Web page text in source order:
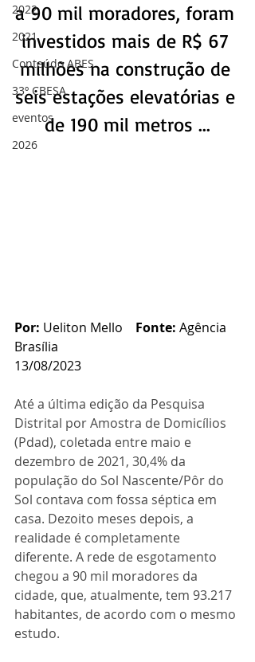
2022
2021
Conteúdo ABES
33º CBESA
eventos
2026
a 90 mil moradores, foram
investidos mais de R$ 67
milhões na construção de
seis estações elevatórias e
de 190 mil metros ...
Por: Ueliton Mello Fonte: Agência
Brasília
13/08/2023
Até a última edição da Pesquisa
Distrital por Amostra de Domicílios
(Pdad), coletada entre maio e
dezembro de 2021, 30,4% da
população do Sol Nascente/Pôr do
Sol contava com fossa séptica em
casa. Dezoito meses depois, a
realidade é completamente
diferente. A rede de esgotamento
chegou a 90 mil moradores da
cidade, que, atualmente, tem 93.217
habitantes, de acordo com o mesmo
estudo.